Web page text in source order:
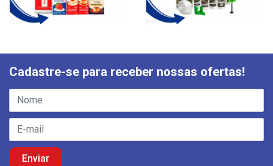
Cadastre-se para receber nossas ofertas!